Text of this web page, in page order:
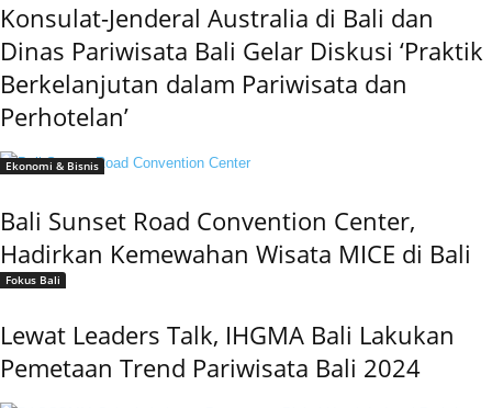
Konsulat-Jenderal Australia di Bali dan
Dinas Pariwisata Bali Gelar Diskusi ‘Praktik
Berkelanjutan dalam Pariwisata dan
Perhotelan’
Ekonomi & Bisnis
Bali Sunset Road Convention Center,
Hadirkan Kemewahan Wisata MICE di Bali
Fokus Bali
Lewat Leaders Talk, IHGMA Bali Lakukan
Pemetaan Trend Pariwisata Bali 2024